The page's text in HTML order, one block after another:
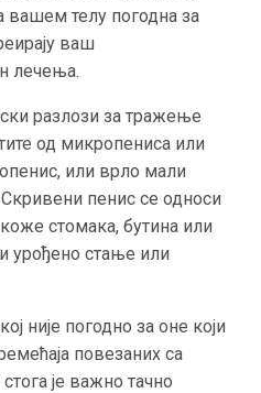
вашем телу погодна за
ваш
лечења.
разлози за тражење
од микропениса или
или врло мали
пенис се односи
стомака, бутина или
урођено стање или
није погодно за оне који
повезаних са
је важно тачно